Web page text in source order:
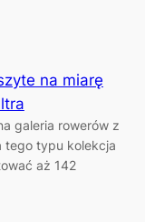
na miarę
galeria rowerów z
tego typu kolekcja
aż 142